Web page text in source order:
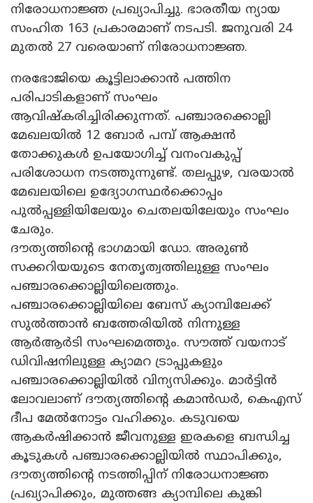
നിരോധനാജ്ഞ പ്രഖ്യാപിച്ചു. ഭാരതീയ ന്യായ
സംഹിത 163 പ്രകാരമാണ് നടപടി. ജനുവരി 24
മുതൽ 27 വരെയാണ് നിരോധനാജ്ഞ.
നരഭോജിയെ കൂട്ടിലാക്കാൻ പത്തിന
പരിപാടികളാണ് സംഘം
ആവിഷ്‌കരിച്ചിരിക്കുന്നത്. പഞ്ചാരക്കൊല്ലി
മേഖലയിൽ 12 ബോർ പമ്പ് ആക്ഷൻ
തോക്കുകൾ ഉപയോഗിച്ച് വനംവകുപ്പ്
പരിശോധന നടത്തുന്നുണ്ട്. തലപ്പുഴ, വരയാൽ
മേഖലയിലെ ഉദ്യോഗസ്ഥർക്കൊപ്പം
പുൽപ്പള്ളിയിലേയും ചെതലയിലേയും സംഘം
ചേരും.
ദൗത്യത്തിന്റെ ഭാഗമായി ഡോ. അരുൺ
സക്കറിയയുടെ നേതൃത്വത്തിലുള്ള സംഘം
പഞ്ചാരക്കൊല്ലിയിലെത്തും.
പഞ്ചാരക്കൊല്ലിയിലെ ബേസ് ക്യാമ്പിലേക്ക്
സുൽത്താൻ ബത്തേരിയിൽ നിന്നുള്ള
ആർആർടി സംഘമെത്തും. സൗത്ത് വയനാട്
ഡിവിഷനിലുള്ള ക്യാമറ ട്രാപ്പുകളും
പഞ്ചാരക്കൊല്ലിയിൽ വിന്യസിക്കും. മാർട്ടിൻ
ലോവലാണ് ദൗത്യത്തിന്റെ കമാൻഡർ, കെഎസ്
ദീപ മേൽനോട്ടം വഹിക്കും. കടുവയെ
ആകർഷിക്കാൻ ജീവനുള്ള ഇരകളെ ബന്ധിച്ച
കൂടുകൾ പഞ്ചാരക്കൊല്ലിയിൽ സ്ഥാപിക്കും,
ദൗത്യത്തിന്റെ നടത്തിപ്പിന് നിരോധനാജ്ഞ
പ്രഖ്യാപിക്കും, മുത്തങ്ങ ക്യാമ്പിലെ കുങ്കി